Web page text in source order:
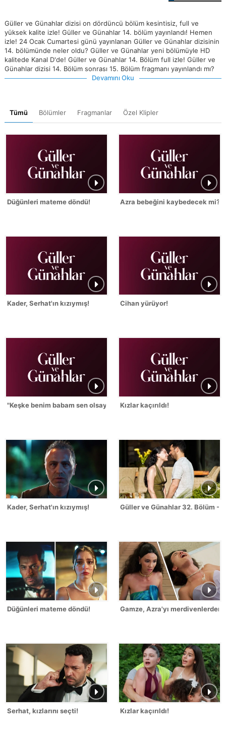
Güller ve Günahlar dizisi on dördüncü bölüm kesintisiz, full ve
yüksek kalite izle! Güller ve Günahlar 14. bölüm yayınlandı! Hemen
izle! 24 Ocak Cumartesi günü yayınlanan Güller ve Günahlar dizisinin
14. bölümünde neler oldu? Güller ve Günahlar yeni bölümüyle HD
kalitede Kanal D'de! Güller ve Günahlar 14. Bölüm full izle! Güller ve
Günahlar dizisi 14. Bölüm sonrası 15. Bölüm fragmanı yayınlandı mı?
Devamını Oku
Tümü Bölümler Fragmanlar Özel Klipler
Düğünleri mateme döndü! Azra bebeğini kaybedecek mi?
Kader, Serhat'ın kızıymış! Cihan yürüyor!
"Keşke benim babam sen olsaydın!"Kızlar kaçırıldı!
Kader, Serhat'ın kızıymış! Güller ve Günahlar 32. Bölüm -
Düğünleri mateme döndü! Gamze, Azra'yı merdivenlerden
Serhat, kızlarını seçti! Kızlar kaçırıldı!